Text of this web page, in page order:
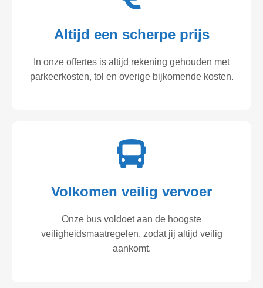
Altijd een scherpe prijs
In onze offertes is altijd rekening gehouden met
parkeerkosten, tol en overige bijkomende kosten.
Volkomen veilig vervoer
Onze bus voldoet aan de hoogste
veiligheidsmaatregelen, zodat jij altijd veilig
aankomt.